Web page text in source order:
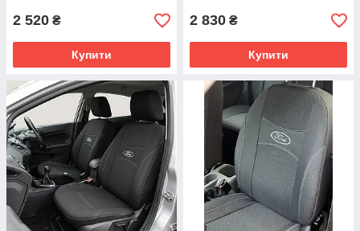
2 520 ₴
Купити
2 830 ₴
Купити